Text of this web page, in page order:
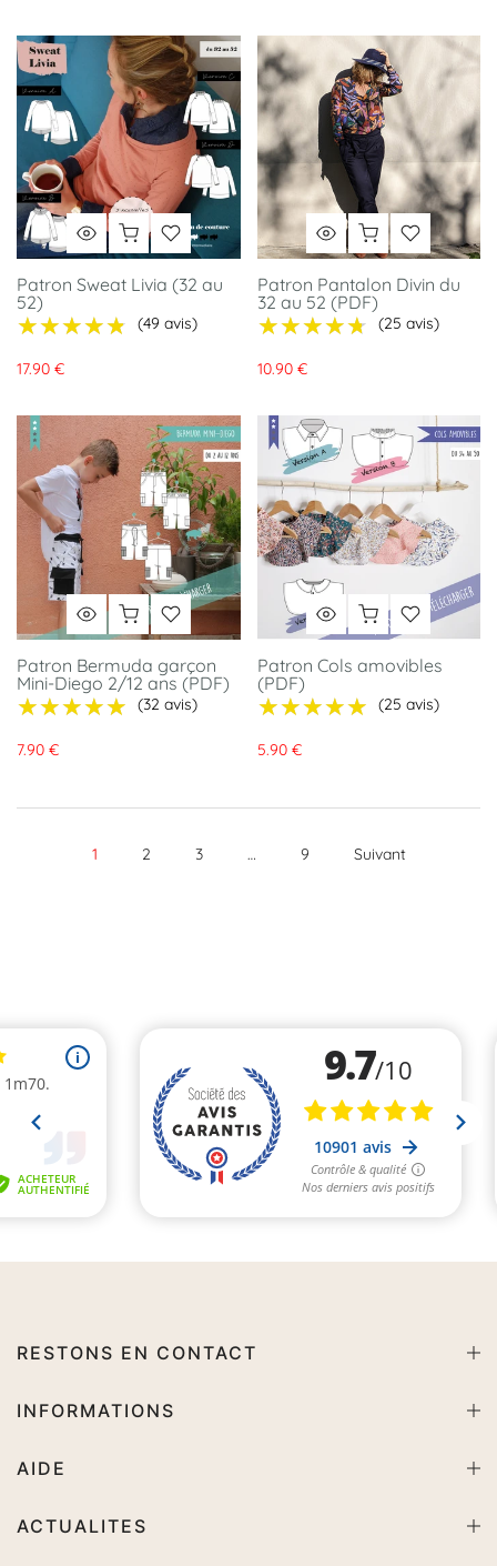
Patron Sweat Livia (32 au
52)
★★★★★
★★★★★ (49 avis)
17.90 €
Patron Pantalon Divin du
32 au 52 (PDF)
★★★★★
★★★★★ (25 avis)
10.90 €
Patron Bermuda garçon
Mini-Diego 2/12 ans (PDF)
★★★★★
★★★★★ (32 avis)
7.90 €
Patron Cols amovibles
(PDF)
★★★★★
★★★★★ (25 avis)
5.90 €
1 2 3 … 9 Suivant
RESTONS EN CONTACT
INFORMATIONS
AIDE
ACTUALITES